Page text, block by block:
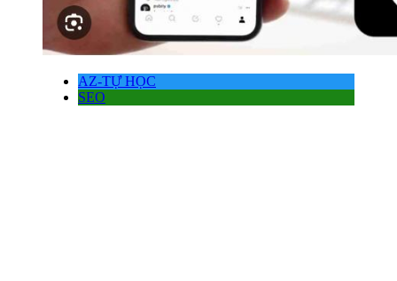
AZ-TỰ HỌC
SEO